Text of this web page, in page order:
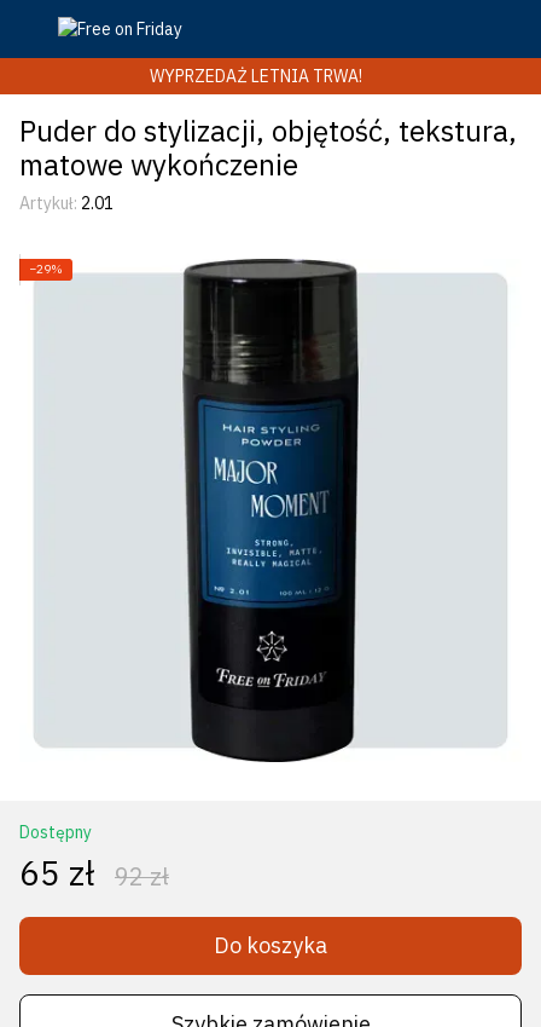
WYPRZEDAŻ LETNIA TRWA!
Puder do stylizacji, objętość, tekstura,
matowe wykończenie
Artykuł: 2.01
−29%
Dostępny
65 zł 92 zł
Do koszyka